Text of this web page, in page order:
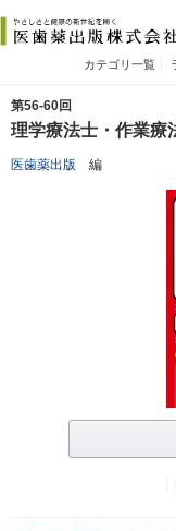
カテゴリ一覧
第56-60回
理学療法士・作業療
医歯薬出版 編